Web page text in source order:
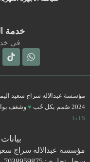
خدمة
في
2024 صُمم بكل حُب
♥ وشغف
G.I.S
مؤسسة عبدالاله سراج